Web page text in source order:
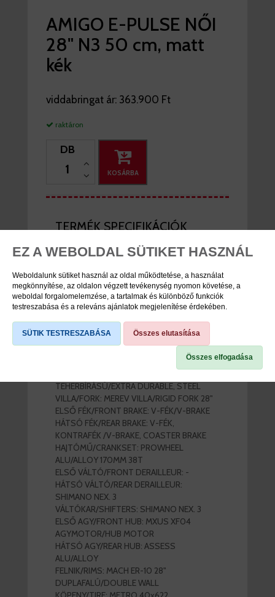
EZ A WEBOLDAL SÜTIKET HASZNÁL
Weboldalunk sütiket használ az oldal működtetése, a használat
megkönnyítése, az oldalon végzett tevékenység nyomon követése, a
weboldal forgalomelemzése, a tartalmak és különböző funkciók
testreszabása és a releváns ajánlatok megjelenítése érdekében.
SÜTIK TESTRESZABÁSA Összes elutasítása
Összes elfogadása
AMIGO E-PULSE NŐI
28" N3 50 cm, matt
kék
viddabringat ár: 363.900 Ft
raktáron
DB
KOSÁRBA
TERMÉK SPECIFIKÁCIÓK
Cikkszám NE2404370065
Márka Neuzer
TERMÉK LEÍRÁS
TEHERBÍRÁSÚ/EXTRA DURABLE, STEEL
VILLA/FORK: MEREV VILLA/RIGID FORK 28"
ELSŐ FÉK/FRONT BRAKE: V-FÉK/V-BRAKE
HÁTSÓ FÉK/REAR BRAKE: V-FÉK,
KONTRAFÉK /V-BRAKE, COASTER BRAKE
HAJTÓMŰ/CRANKSET: PROWHEEL
ALU/ALLOY 170MM 38T
ELSŐ VÁLTÓ/FRONT DERAILLEUR: -
HÁTSÓ VÁLTÓ/REAR DERAILLEUR:
SHIMANO NEX. 3
VÁLTÓKAR/SHIFTERS: SHIMANO NEX. 3
ELSŐ AGY/FRONT HUB: MXUS XF04
AGYMOTOR/HUB MOTOR
HÁTSÓ AGY/REAR HUB: ASSESS
ALU/ALLOY
FELNIK/RIMS: MACH ER-10 28"
DUPLAFALÚ/DOUBLE WALL